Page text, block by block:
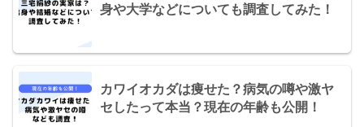
身や大学などについても調査してみた！
カワイオカダは痩せた？病気の噂や激ヤ
セしたって本当？現在の年齢も公開！